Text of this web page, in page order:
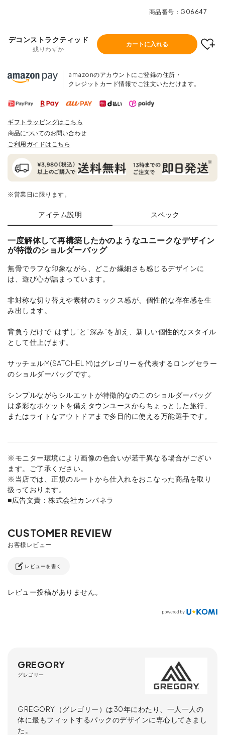
商品番号 G06647
デコンストラクティッド
残りわずか
カートに入れる
amazonのアカウントにご登録の住所・
クレジットカード情報でご注文いただけます。
ギフトラッピングはこちら
商品についてのお問い合わせ
ご利用ガイドはこちら
※営業日に限ります。
アイテム説明 スペック
一度解体して再構築したかのようなユニークなデザイン
が特徴のショルダーバッグ
無骨でラフな印象ながら、どこか繊細さも感じるデザインに
は、遊び心が詰まっています。
非対称な切り替えや素材のミックス感が、個性的な存在感を生
み出します。
背負うだけで“はずし”と“深み”を加え、新しい個性的なスタイル
として仕上げます。
サッチェルM(SATCHEL M)はグレゴリーを代表するロングセラー
のショルダーバッグです。
シンプルながらシルエットが特徴的なのこのショルダーバッグ
は多彩なポケットを備えタウンユースからちょっとした旅行、
またはライトなアウトドアまで多目的に使える万能選手です。
※モニター環境により画像の色合いが若干異なる場合がござい
ます。ご了承ください。
※当店では、正規のルートから仕入れをおこなった商品を取り
扱っております。
■広告文責：株式会社カンパネラ
レビューを書く
レビュー投稿がありません。
GREGORY
グレゴリー
GREGORY（グレゴリー）は30年にわたり、一人一人の
体に最もフィットするパックのデザインに専心してきまし
た。